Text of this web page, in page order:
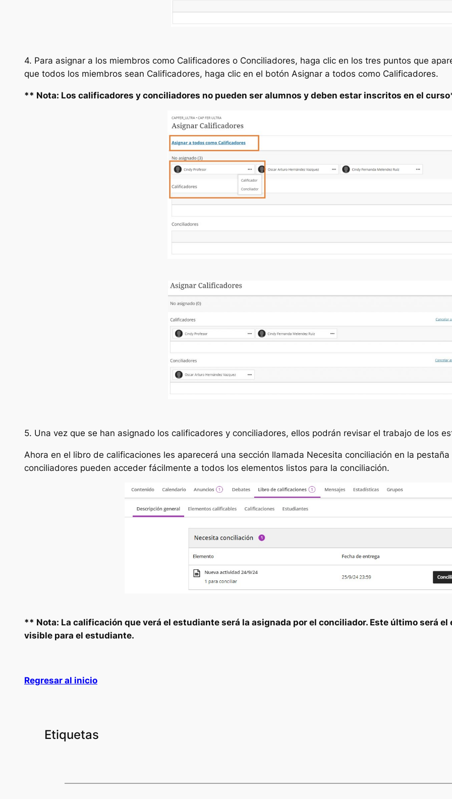
4. Para asignar a los miembros como Calificadores o Conciliadores, haga clic en los tres puntos que
que todos los miembros sean Calificadores, haga clic en el botón Asignar a todos como Calificadores.
** Nota: Los calificadores y conciliadores no pueden ser alumnos y deben estar inscritos en el
5. Una vez que se han asignado los calificadores y conciliadores, ellos podrán revisar el trabajo de los
Ahora en el libro de calificaciones les aparecerá una sección llamada Necesita conciliación en la pestaña
conciliadores pueden acceder fácilmente a todos los elementos listos para la conciliación.
** Nota: La calificación que verá el estudiante será la asignada por el conciliador. Este último será
visible para el estudiante.
Regresar al inicio
Etiquetas